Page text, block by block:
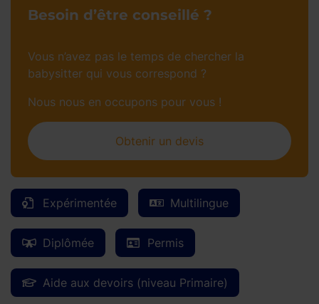
Expérimentée Multilingue
Diplômée Permis
Aide aux devoirs (niveau Primaire)
Besoin d’être conseillé ?
Vous n’avez pas le temps de chercher la
babysitter qui vous correspond ?
Nous nous en occupons pour vous !
Obtenir un devis